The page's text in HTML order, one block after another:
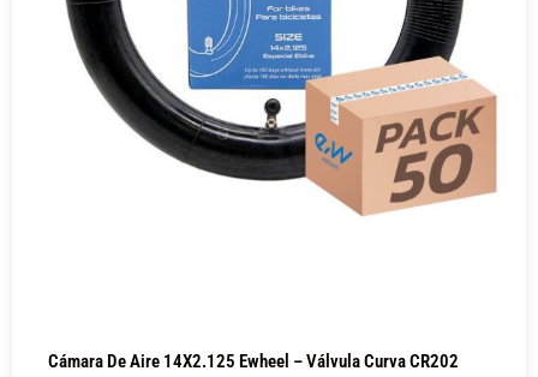
Cámara De Aire 14X2.125 Ewheel – Válvula Curva CR202